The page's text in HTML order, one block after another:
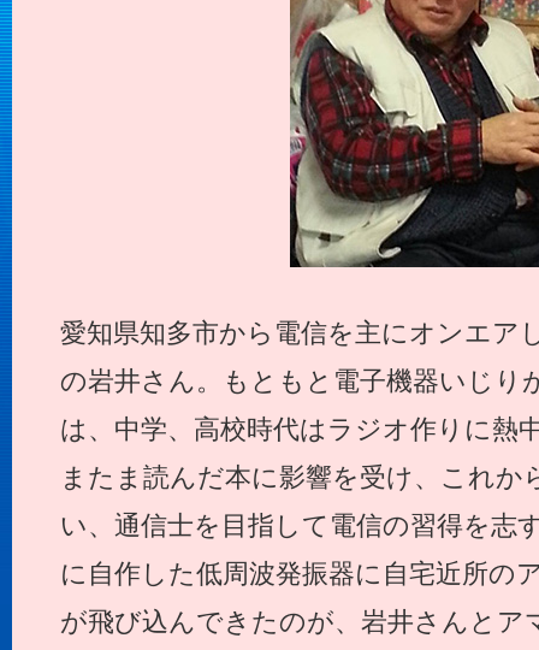
愛知県知多市から電信を主にオンエア
の岩井さん。もともと電子機器いじり
は、中学、高校時代はラジオ作りに熱
またま読んだ本に影響を受け、これか
い、通信士を目指して電信の習得を志
に自作した低周波発振器に自宅近所の
が飛び込んできたのが、岩井さんとア